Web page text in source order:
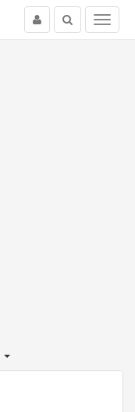
Menu
Buscar
Usuario